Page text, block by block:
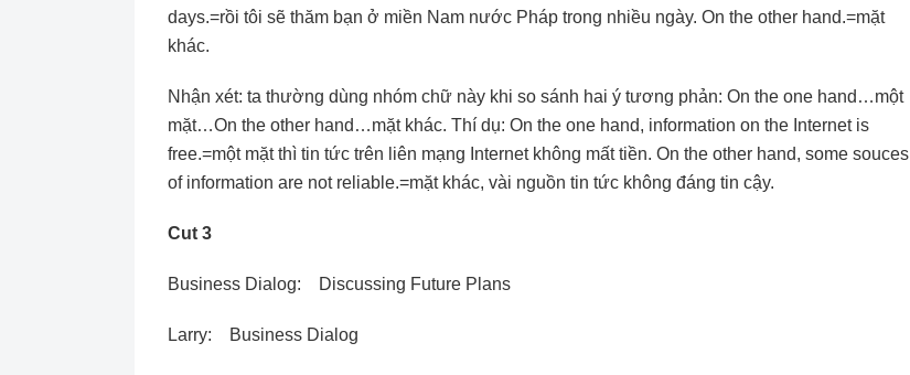
days.=rồi tôi sẽ thăm bạn ở miền Nam nước Pháp trong nhiều ngày. On the other hand.=mặt
khác.
Nhận xét: ta thường dùng nhóm chữ này khi so sánh hai ý tương phản: On the one hand…một
mặt…On the other hand…mặt khác. Thí dụ: On the one hand, information on the Internet is
free.=một mặt thì tin tức trên liên mạng Internet không mất tiền. On the other hand, some souces
of information are not reliable.=mặt khác, vài nguồn tin tức không đáng tin cậy.
Cut 3
Business Dialog: Discussing Future Plans
Larry: Business Dialog